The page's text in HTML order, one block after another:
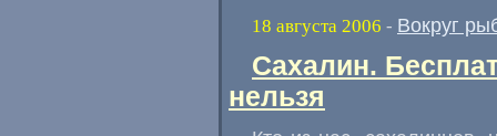
18 августа 2006 - Вокруг
Сахалин.
нельзя